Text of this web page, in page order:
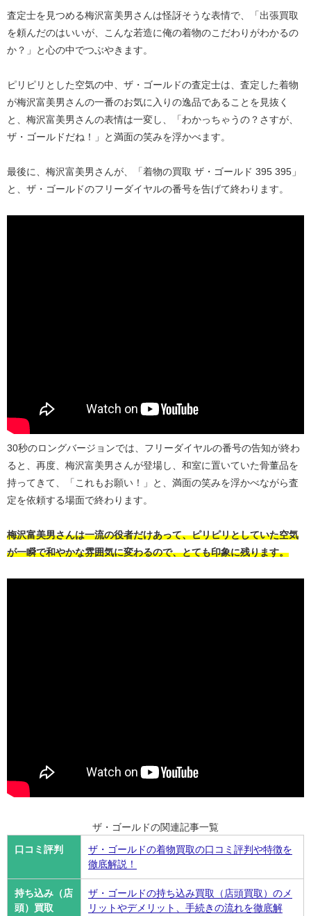
査定士を見つめる梅沢富美男さんは怪訝そうな表情で、「出張買取
を頼んだのはいいが、こんな若造に俺の着物のこだわりがわかるの
か？」と心の中でつぶやきます。
ピリピリとした空気の中、ザ・ゴールドの査定士は、査定した着物
が梅沢富美男さんの一番のお気に入りの逸品であることを見抜く
と、梅沢富美男さんの表情は一変し、「わかっちゃうの？さすが、
ザ・ゴールドだね！」と満面の笑みを浮かべます。
最後に、梅沢富美男さんが、「着物の買取 ザ・ゴールド 395 395」
と、ザ・ゴールドのフリーダイヤルの番号を告げて終わります。
30秒のロングバージョンでは、フリーダイヤルの番号の告知が終わ
ると、再度、梅沢富美男さんが登場し、和室に置いていた骨董品を
持ってきて、「これもお願い！」と、満面の笑みを浮かべながら査
定を依頼する場面で終わります。
梅沢富美男さんは一流の役者だけあって、ピリピリとしていた空気
が一瞬で和やかな雰囲気に変わるので、とても印象に残ります。
ザ・ゴールドの関連記事一覧
口コミ評判
ザ・ゴールドの着物買取の口コミ評判や特徴を
徹底解説！
持ち込み（店
頭）買取
ザ・ゴールドの持ち込み買取（店頭買取）のメ
リットやデメリット、手続きの流れを徹底解